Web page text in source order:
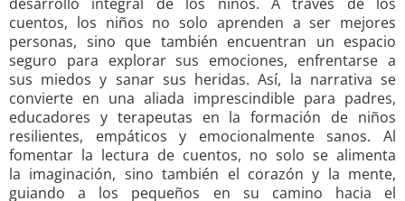
cuentos, los niños no solo aprenden a ser mejores
personas, sino que también encuentran un espacio
seguro para explorar sus emociones, enfrentarse a
sus miedos y sanar sus heridas. Así, la narrativa se
convierte en una aliada imprescindible para padres,
educadores y terapeutas en la formación de niños
resilientes, empáticos y emocionalmente sanos. Al
fomentar la lectura de cuentos, no solo se alimenta
la imaginación, sino también el corazón y la mente,
guiando a los pequeños en su camino hacia el